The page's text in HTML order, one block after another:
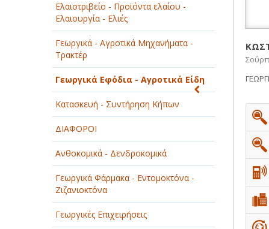
ΕΚΠΑΙΔΕΥΣΗ - ΣΧΟΛΕΣ
ΕΜΠΟΡΙΟ - ΕΜΠΟΡΙΚΑ ΚΑΤΑΣΤΗΜΑΤΑ
ΕΡΓΟΣΤΑΣΙΑ - ΒΙΟΜΗΧΑΝΙΕΣ
ΞΕΝΟΔΟΧΕΙΑ - ΤΟΥΡΙΣΜΟΣ
ΟΜΟΡΦΙΑ
ΠΑΡΟΧΗ ΥΠΗΡΕΣΙΩΝ
ΤΕΧΝΙΚΑ - ΚΑΤΑΣΚΕΥΑΣΤΙΚΑ
ΤΕΧΝΟΛΟΓΙΑ
ΥΓΕΙΑ - ΙΑΤΡΟΙ
Ελαιοτριβείο - Προϊόντα ελαίου -
Ελαιουργία - Ελιές
Γεωργικά - Αγροτικά Μηχανήματα -
Τρακτέρ
Γεωργικά Εφόδια - Αγροτικά Είδη
Κατασκευή - Συντήρηση Κήπων
ΔΙΑΦΟΡΟΙ
Ανθοκομικά - Δενδροκομικά
Γεωργικά Φάρμακα - Εντομοκτόνα -
Ζιζανιοκτόνα
Γεωργικές Επιχειρήσεις